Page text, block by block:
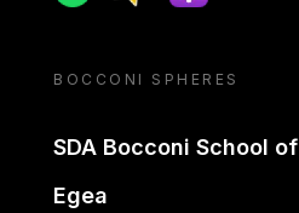
BOCCONI SPHERES
SDA Bocconi School
Egea